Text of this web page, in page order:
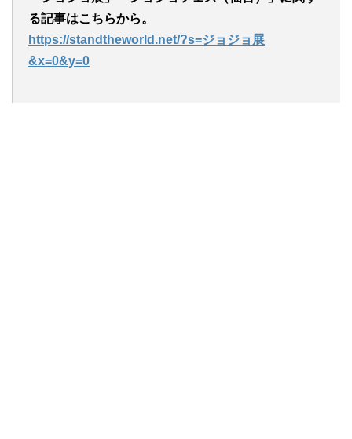
る記事はこちらから。
https://standtheworld.net/?s=ジョジョ展
&x=0&y=0